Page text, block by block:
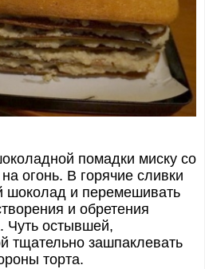
помадки миску со
огонь. В горячие сливки
шоколад и перемешивать
и обретения
Чуть остывшей,
тщательно зашпаклевать
торта.